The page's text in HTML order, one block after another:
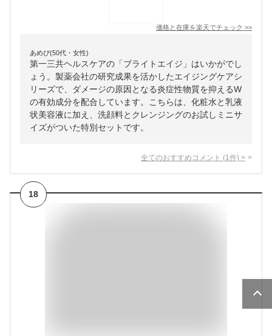
価格と在庫を楽天でチェック >>
あめぴ(50代・女性)
第一三共ヘルスケアの「ブライトエイジ」はいかがでし
ょう。製薬会社の研究成果を活かしたエイジングケアシ
リーズで、ダメージの原因となる炎症性物質を抑えるW
の有効成分を配合しています。こちらは、化粧水と乳液
状美容液に加え、洗顔料とクレンジングのお試しミニサ
イズがついた特別セットです。
全てのおすすめコメント (1 件) >
18